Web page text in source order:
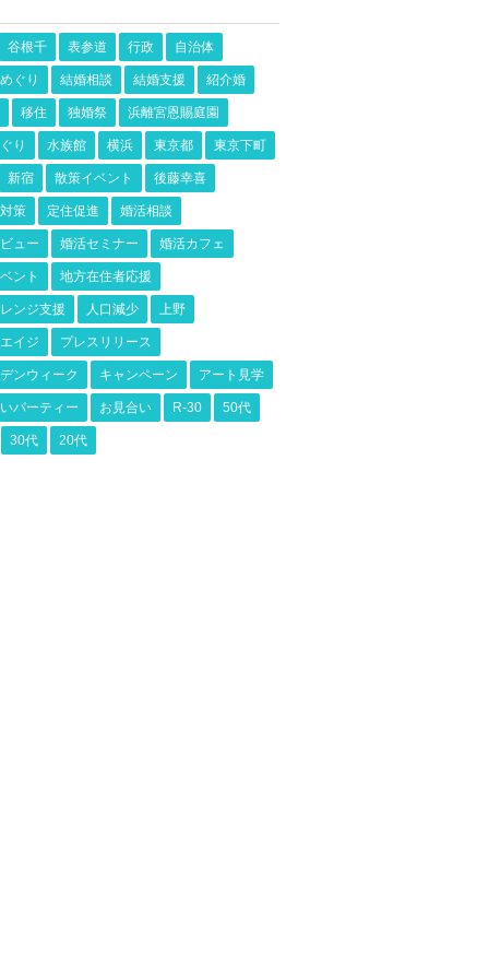
谷根千 表参道 行政 自治体
ぐり 結婚相談 結婚支援 紹介婚
移住 独婚祭 浜離宮恩賜庭園
り 水族館 横浜 東京都 東京下町
新宿 散策イベント 後藤幸喜
策 定住促進 婚活相談
ュー 婚活セミナー 婚活カフェ
ント 地方在住者応援
ンジ支援 人口減少 上野
イジ プレスリリース
ンウィーク キャンペーン アート見学
パーティー お見合い R-30 50代
30代 20代